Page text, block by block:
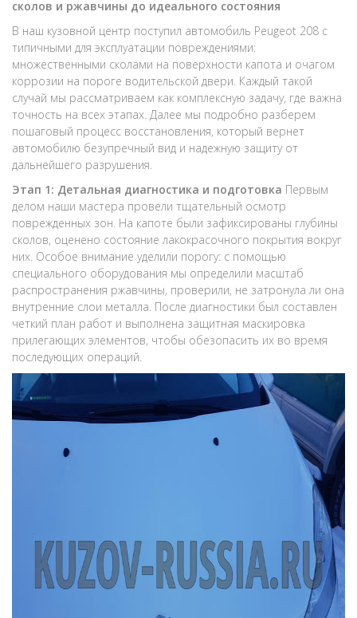
сколов и ржавчины до идеального состояния
В наш кузовной центр поступил автомобиль Peugeot 208 с
типичными для эксплуатации повреждениями:
множественными сколами на поверхности капота и очагом
коррозии на пороге водительской двери. Каждый такой
случай мы рассматриваем как комплексную задачу, где важна
точность на всех этапах. Далее мы подробно разберем
пошаговый процесс восстановления, который вернет
автомобилю безупречный вид и надежную защиту от
дальнейшего разрушения.
Этап 1: Детальная диагностика и подготовка Первым
делом наши мастера провели тщательный осмотр
поврежденных зон. На капоте были зафиксированы глубины
сколов, оценено состояние лакокрасочного покрытия вокруг
них. Особое внимание уделили порогу: с помощью
специального оборудования мы определили масштаб
распространения ржавчины, проверили, не затронула ли она
внутренние слои металла. После диагностики был составлен
четкий план работ и выполнена защитная маскировка
прилегающих элементов, чтобы обезопасить их во время
последующих операций.